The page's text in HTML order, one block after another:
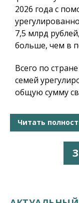
2026 года с
7,5 млрд
больше, чем в
Всего по
семей
общую сумму
Читать